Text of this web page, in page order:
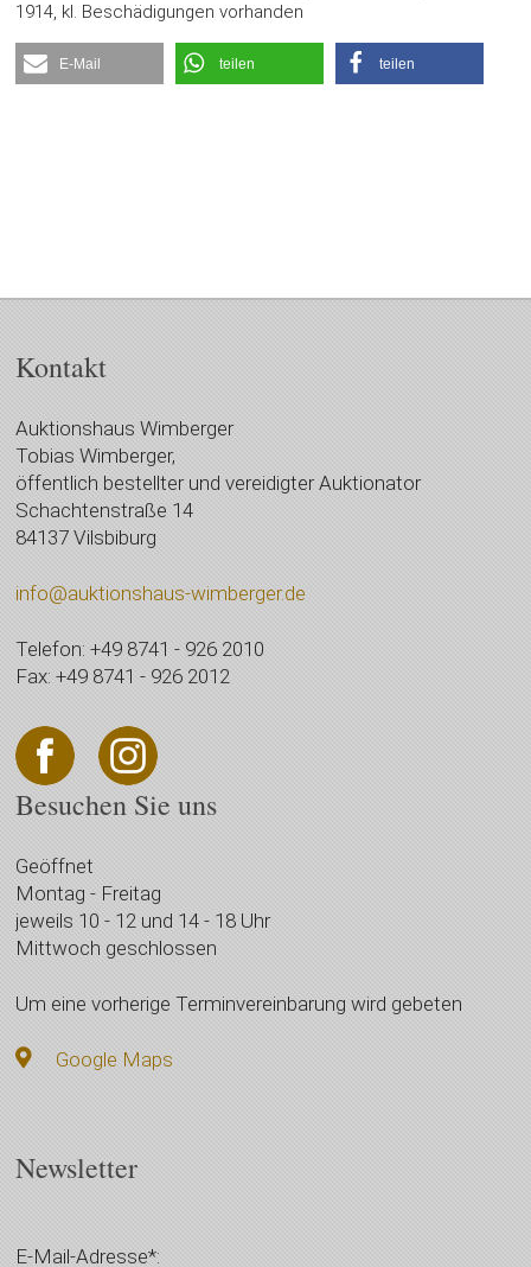
1914, kl. Beschädigungen vorhanden
E-Mail teilen teilen
Kontakt
Auktionshaus Wimberger
Tobias Wimberger,
öffentlich bestellter und vereidigter Auktionator
Schachtenstraße 14
84137 Vilsbiburg
info@auktionshaus-wimberger.de
Telefon: +49 8741 - 926 2010
Fax: +49 8741 - 926 2012
Besuchen Sie uns
Geöffnet
Montag - Freitag
jeweils 10 - 12 und 14 - 18 Uhr
Mittwoch geschlossen
Um eine vorherige Terminvereinbarung wird gebeten
Google Maps
Newsletter
E-Mail-Adresse*: